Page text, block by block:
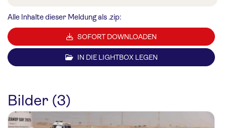
Alle Inhalte dieser Meldung als .zip:
SOFORT DOWNLOADEN
IN DIE LIGHTBOX LEGEN
Bilder (3)